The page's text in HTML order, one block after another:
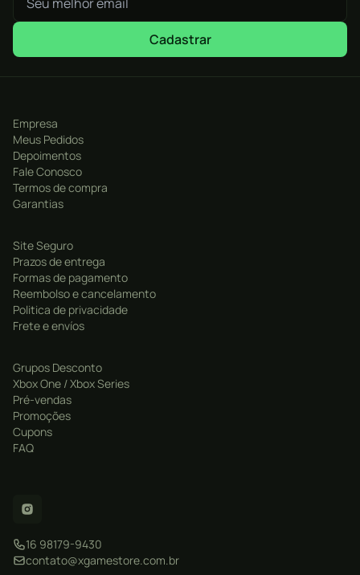
Cadastrar
Empresa
Meus Pedidos
Depoimentos
Fale Conosco
Termos de compra
Garantias
Site Seguro
Prazos de entrega
Formas de pagamento
Reembolso e cancelamento
Politica de privacidade
Frete e envíos
Grupos Desconto
Xbox One / Xbox Series
Pré-vendas
Promoções
Cupons
FAQ
16 98179-9430
contato@xgamestore.com.br